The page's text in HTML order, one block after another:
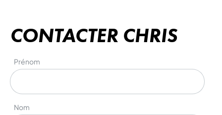
CONTACTER CHRIS
Prénom
Nom